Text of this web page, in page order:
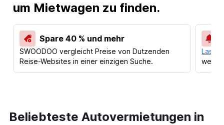
um Mietwagen zu finden.
Spare 40 % und mehr
SWOODOO vergleicht Preise von Dutzenden
Reise-Websites in einer einzigen Suche.
Lass
Beliebteste Autovermietungen in